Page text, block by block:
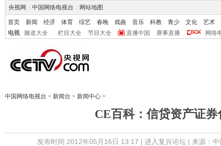
央视网 中国网络电视台 网站地图
首页 新闻 经济 体育 综艺 春晚 戏曲 音乐 科教 青少 文化
艺术
电视
频道大全 栏目大全 节目大全 直播中国 赛事直播 网络
中国网络电视台 > 新闻台 > 新闻中心 >
CE百科：信贷资产证券
发布时间:2012年05月16日 13:17 | 进入复兴论坛| 来源：